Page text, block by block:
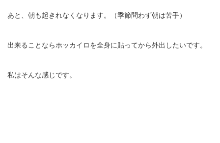
あと、朝も起きれなくなります。（季節問わず朝は苦手）
出来ることならホッカイロを全身に貼ってから外出したいです。
私はそんな感じです。